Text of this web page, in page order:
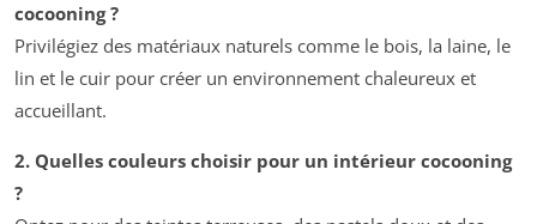
cocooning ?
Privilégiez des matériaux naturels comme le bois, la laine, le
lin et le cuir pour créer un environnement chaleureux et
accueillant.
2. Quelles couleurs choisir pour un intérieur cocooning
?